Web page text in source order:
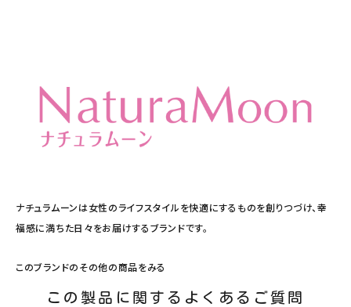
ナチュラムーンは女性のライフスタイルを快適にするものを創りつづけ、幸
福感に満ちた日々をお届けするブランドです。
このブランドのその他の商品をみる
この製品に関するよくあるご質問